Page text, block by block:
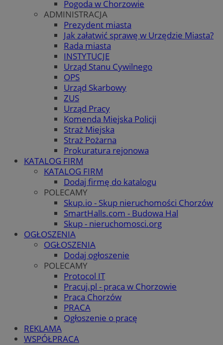
Pogoda w Chorzowie
ADMINISTRACJA
Prezydent miasta
Jak załatwić sprawę w Urzędzie Miasta?
Rada miasta
INSTYTUCJE
Urząd Stanu Cywilnego
OPS
Urząd Skarbowy
ZUS
Urząd Pracy
Komenda Miejska Policji
Straż Miejska
Straż Pożarna
Prokuratura rejonowa
KATALOG FIRM
KATALOG FIRM
Dodaj firmę do katalogu
POLECAMY
Skup.io - Skup nieruchomości Chorzów
SmartHalls.com - Budowa Hal
Skup - nieruchomosci.org
OGŁOSZENIA
OGŁOSZENIA
Dodaj ogłoszenie
POLECAMY
Protocol IT
Pracuj.pl - praca w Chorzowie
Praca Chorzów
PRACA
Ogłoszenie o pracę
REKLAMA
WSPÓŁPRACA